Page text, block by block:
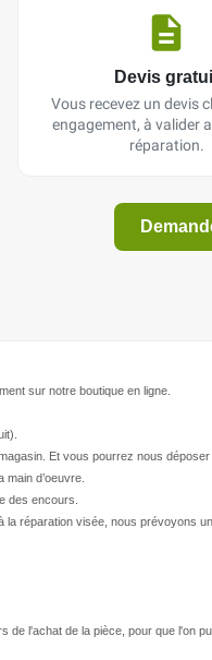
Devis
Vous recevez un devis
engagement, à valider
réparation.
sur notre boutique en ligne.
Et vous pourrez nous
main d’oeuvre
des encours.
réparation visée, nous prévoyons
de l'achat de la pièce, pour que l'on